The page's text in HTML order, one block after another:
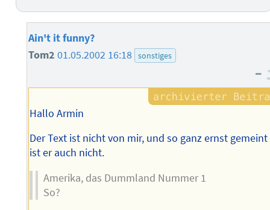
Ain't it funny?
Tom2 01.05.2002 16:18 sonstiges
–
Hallo Armin
Der Text ist nicht von mir, und so ganz ernst gemeint
ist er auch nicht.
Amerika, das Dummland Nummer 1
So?